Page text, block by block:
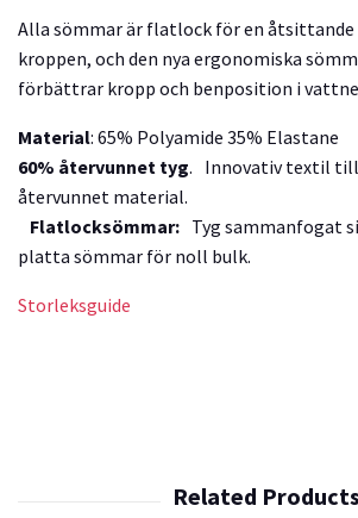
Alla sömmar är flatlock för en
kroppen, och den nya ergonomiska
förbättrar kropp och benposition i
Material: 65% Polyamide 35% Elastane
60% återvunnet tyg. Innovativ textil
återvunnet material.
Flatlocksömmar: Tyg sammanfogat
platta sömmar för noll bulk.
Storleksguide